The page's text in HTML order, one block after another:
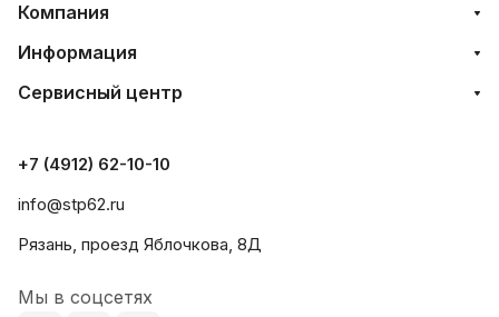
Компания
Информация
Сервисный центр
+7 (4912) 62-10-10
info@stp62.ru
Рязань, проезд Яблочкова, 8Д
Мы в соцсетях